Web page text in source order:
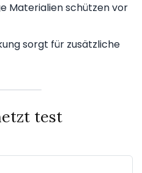
Materialien schützen vor
sorgt für zusätzliche
test